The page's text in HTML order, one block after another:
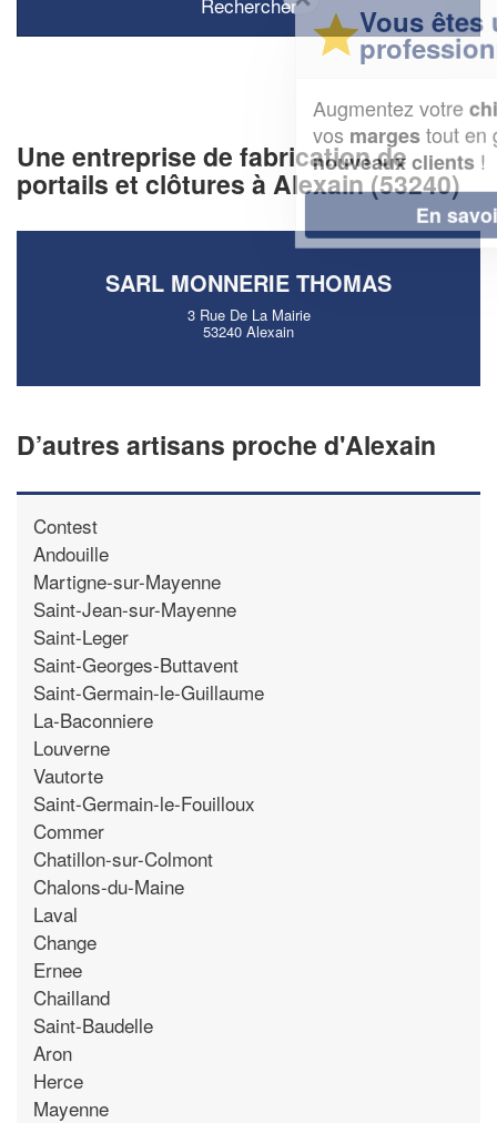
Une entreprise de fabrication de
portails et clôtures à Alexain (53240)
SARL MONNERIE THOMAS
3 Rue De La Mairie
53240 Alexain
D’autres artisans proche d'Alexain
Contest
Andouille
Martigne-sur-Mayenne
Saint-Jean-sur-Mayenne
Saint-Leger
Saint-Georges-Buttavent
Saint-Germain-le-Guillaume
La-Baconniere
Louverne
Vautorte
Saint-Germain-le-Fouilloux
Commer
Chatillon-sur-Colmont
Chalons-du-Maine
Laval
Change
Ernee
Chailland
Saint-Baudelle
Aron
Herce
Mayenne
Vous êtes un
professionnel ?
chiffre d'affaireset
tout en gagnant de
nouveaux clients!